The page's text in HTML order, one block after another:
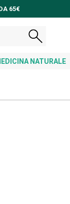
65€
NATURALE